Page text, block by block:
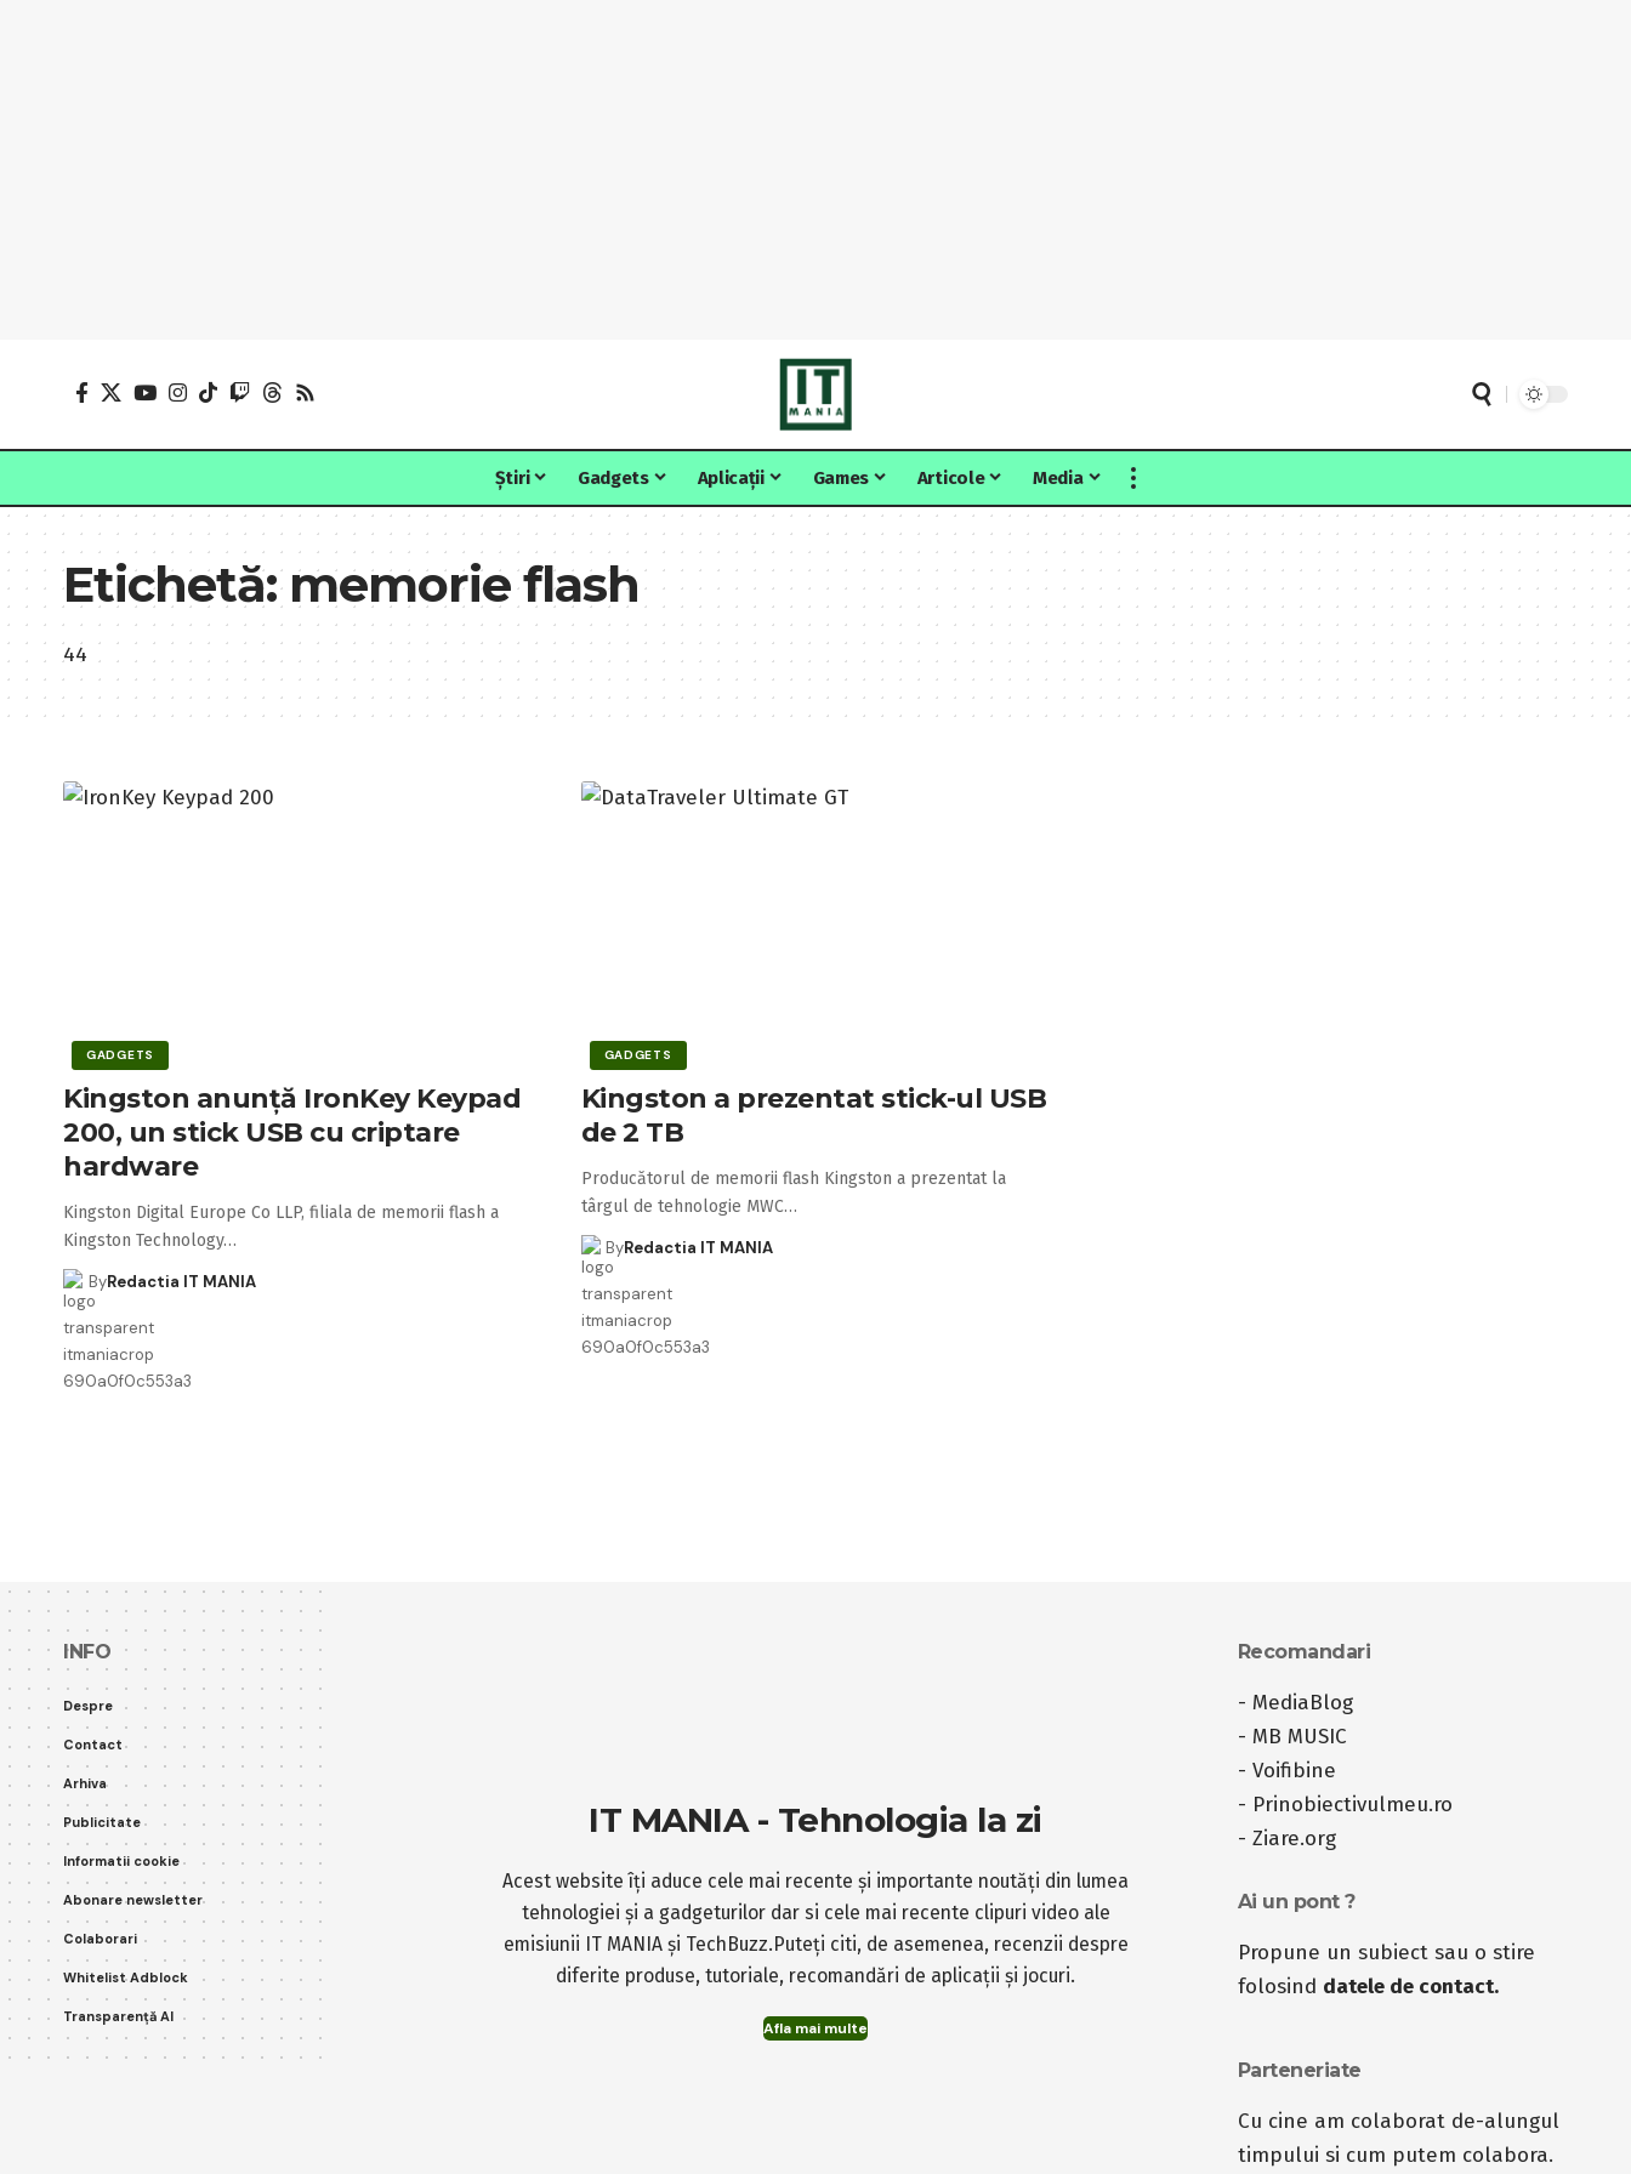
Știri Gadgets Aplicații Games Articole Media
Etichetă:memorie flash
44
GADGETS
Kingston anunță IronKey Keypad
200, un stick USB cu criptare
hardware
Kingston Digital Europe Co LLP, filiala de memorii flash a
Kingston Technology…
ByRedactia IT MANIA
GADGETS
Kingston a prezentat stick-ul USB
de 2 TB
Producătorul de memorii flash Kingston a prezentat la
târgul de tehnologie MWC…
ByRedactia IT MANIA
INFO
Despre
Contact
Arhiva
Publicitate
Informatii cookie
Abonare newsletter
Colaborari
Whitelist Adblock
Transparență AI
IT MANIA - Tehnologia la zi
Acest website îți aduce cele mai recente și importante noutăți din lumea
tehnologiei și a gadgeturilor dar si cele mai recente clipuri video ale
emisiunii IT MANIA și TechBuzz.Puteți citi, de asemenea, recenzii despre
diferite produse, tutoriale, recomandări de aplicații și jocuri.
Afla mai multe
Recomandari
- MediaBlog
- MB MUSIC
- Voifibine
- Prinobiectivulmeu.ro
- Ziare.org
Ai un pont ?
Propune un subiect sau o stire
folosind datele de contact.
Parteneriate
Cu cine am colaborat de-alungul
timpului si cum putem colabora.